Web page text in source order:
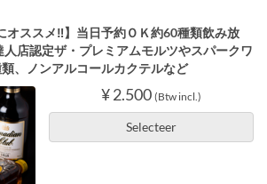
オススメ‼】当日予約ＯＫ約60種類飲み放
店認定ザ・プレミアムモルツやスパークワ
、ノンアルコールカクテルなど
¥ 2.500 (Btw incl.)
Selecteer